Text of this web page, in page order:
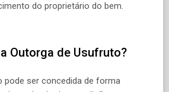
do proprietário do bem.
Outorga de Usufruto?
pode ser concedida de forma